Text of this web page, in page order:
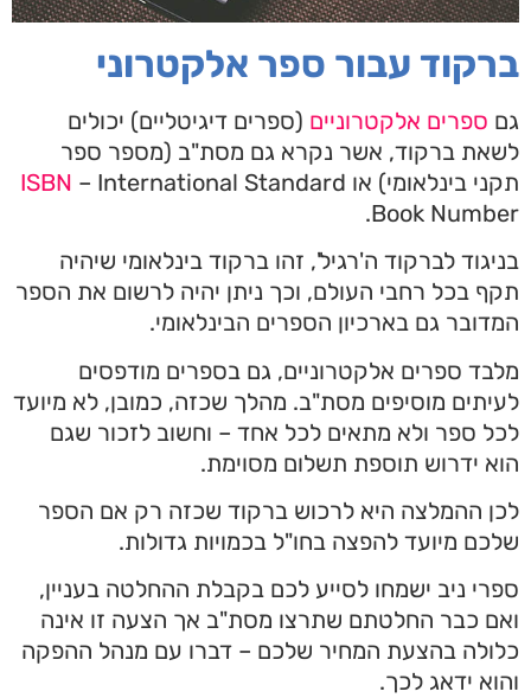
ברקוד עבור ספר אלקטרוני
גם ספרים אלקטרוניים (ספרים דיגיטליים) יכולים
לשאת ברקוד, אשר נקרא גם מסת"ב (מספר ספר
תקני בינלאומי) או
ISBN – International Standard
Book Number.
בניגוד לברקוד ה'רגיל', זהו ברקוד בינלאומי שיהיה
תקף בכל רחבי העולם, וכך ניתן יהיה לרשום את הספר
המדובר גם בארכיון הספרים הבינלאומי.
מלבד ספרים אלקטרוניים, גם בספרים מודפסים
לעיתים מוסיפים מסת"ב. מהלך שכזה, כמובן, לא מיועד
לכל ספר ולא מתאים לכל אחד – וחשוב לזכור שגם
הוא ידרוש תוספת תשלום מסוימת.
לכן ההמלצה היא לרכוש ברקוד שכזה רק אם הספר
שלכם מיועד להפצה בחו"ל בכמויות גדולות.
ספרי ניב ישמחו לסייע לכם בקבלת ההחלטה בעניין,
ואם כבר החלטתם שתרצו מסת"ב אך הצעה זו אינה
כלולה בהצעת המחיר שלכם – דברו עם מנהל ההפקה
והוא ידאג לכך.